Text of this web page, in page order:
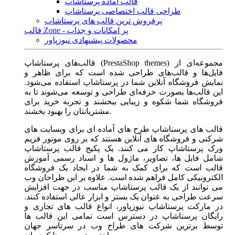
طراحی قالب اختصاصی پرستاشاپ
پرفروش ترین قالب های پرستاشاپ
قالب Zone - پر امکانات و جذاب
محصولات پیشنهادی نیوزپاور
قالب‌های پرستاشاپ (PrestaShop themes) مجموعه‌ای از
فایل‌ها و قالب‌های طراحی شده است که برای ظاهر و
نمایش فروشگاه آنلاین شما در پرستاشاپ استفاده می‌شود.
این قالب‌ها بصورت حرفه‌ای طراحی و توسعه می‌شوند تا به
فروشگاه شما شکوه و زیبایی ببخشند و تجربه خرید برای
مشتریانتان را بهبود بخشند.
قالب های پرستاشاپ طرح های آماده ای برای وبسایت های
شرکتی و فروشگاه های آنلاین هستند که بر روی موتور فریم
ورک پرستاشاپ کار می کنند. یک پکیج قالب پرستاشاپ
شامل فایل ها، تصاویر، ماژول ها و اسناد رسمی آموزش
قالب است که برای کمک به شما در ایجاد یک فروشگاه
الکترونیکی کامل فراهم شده است. علاوه بر این طراحان وب
می توانند از یک قالب پرستاشاپ مناسب در جهت افزایش
سرعت طراحی به عنوان یک بستر و ابزار عالی استفاده کنند.
در مارکت پرستاشاپ نیوزپاور، انواع قالب های تجاری و
رایگان پرستاشاپ در دسترس است تمامی این قالب ها
توسط برترین شرکت های طراح وب در سرتاسر جهان